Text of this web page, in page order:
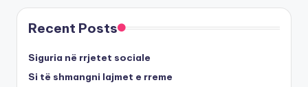
Recent Posts
Siguria në rrjetet sociale
Si të shmangni lajmet e rreme